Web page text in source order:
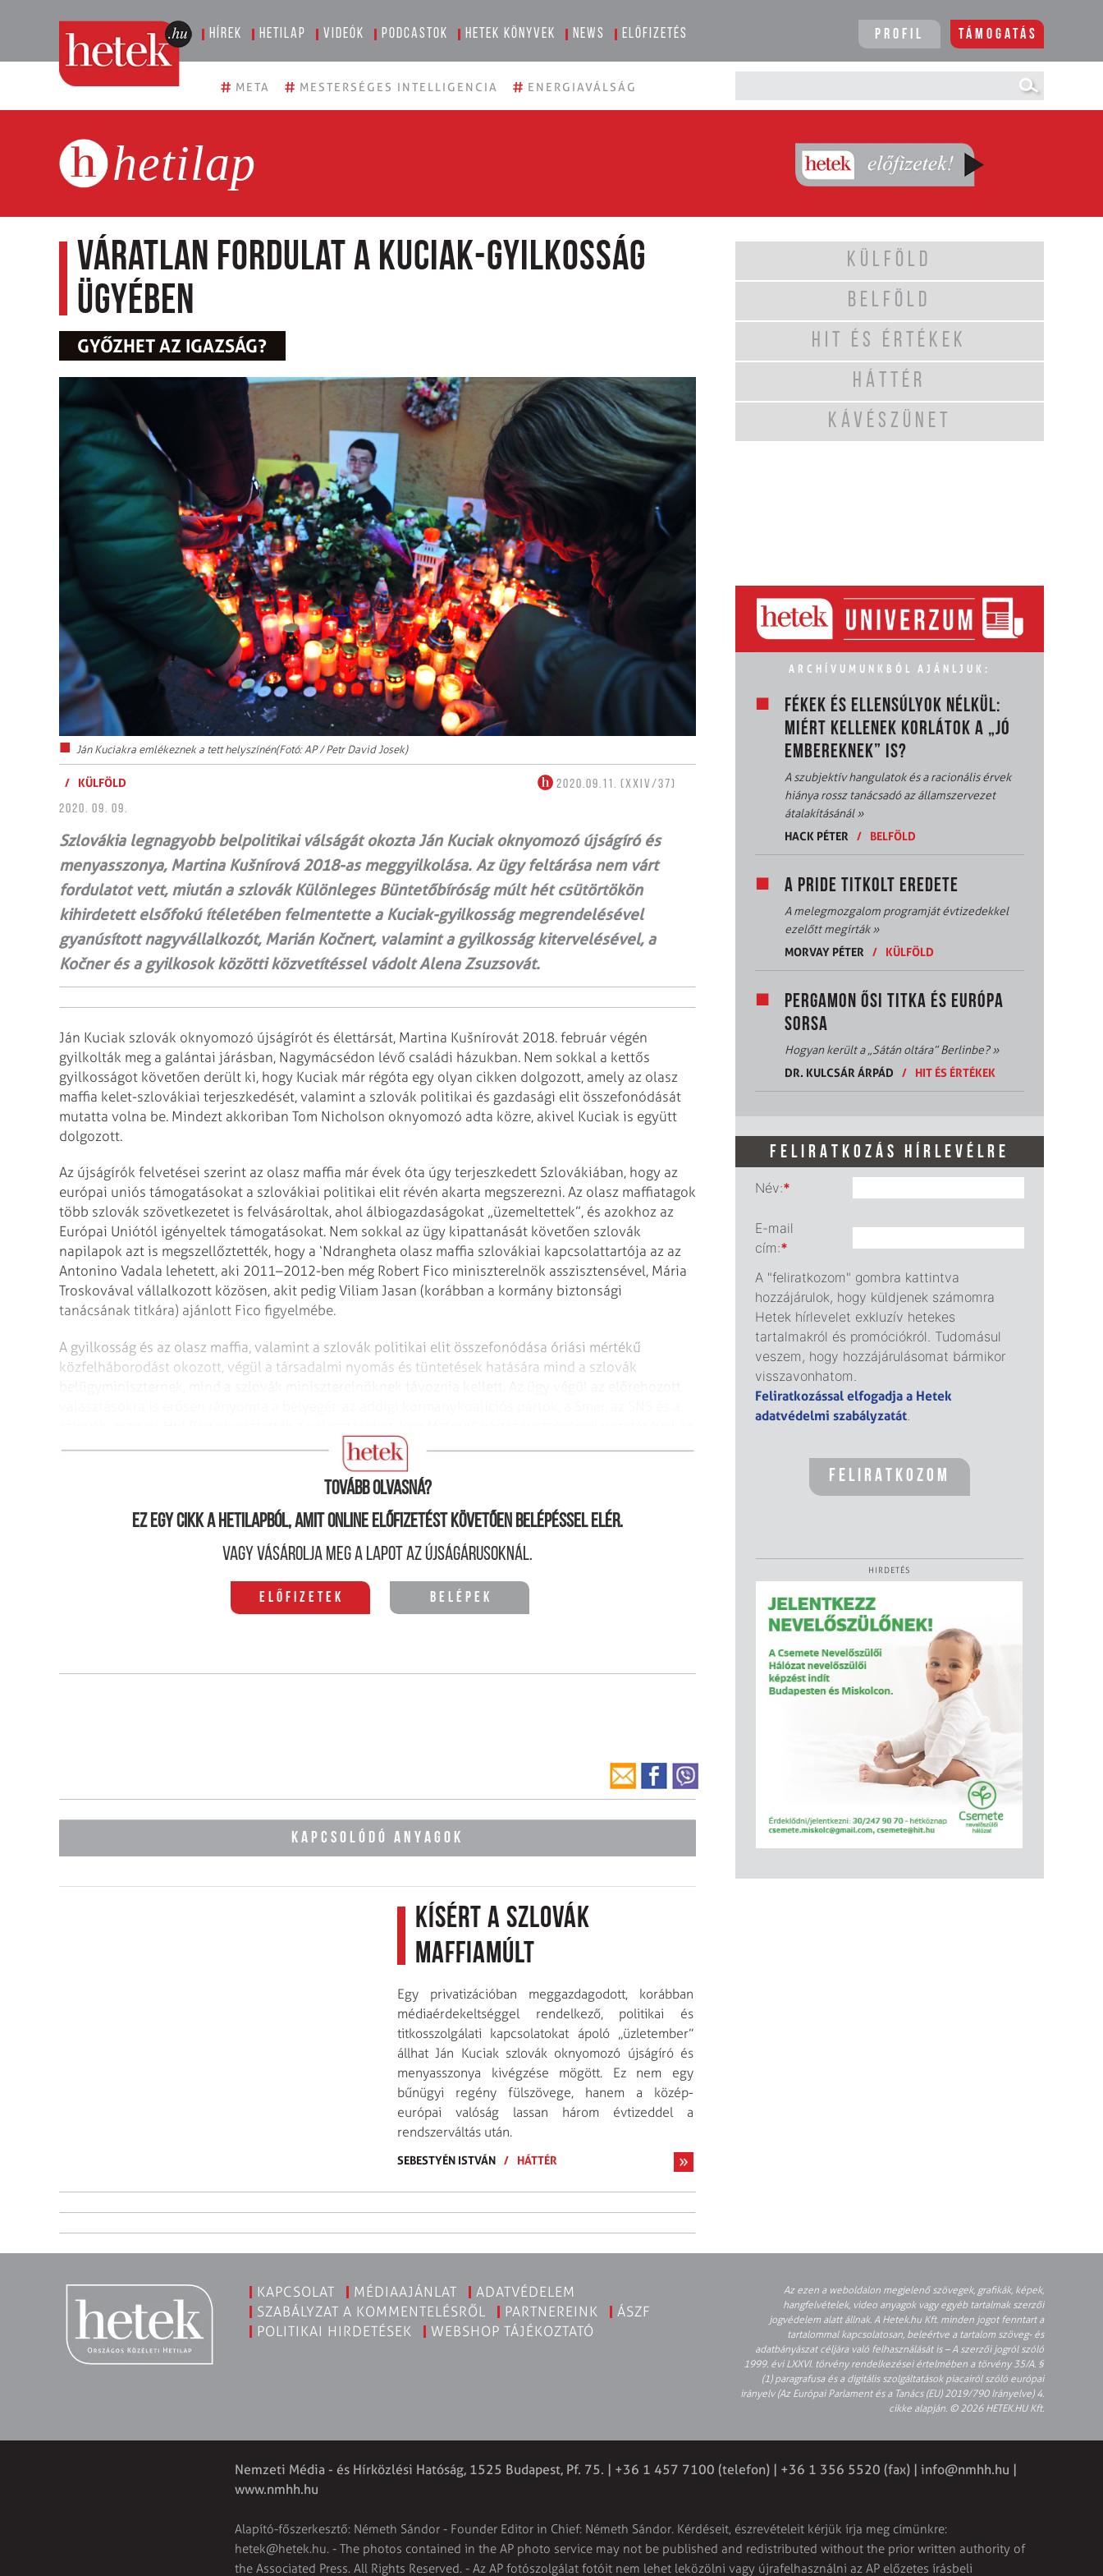
Hírek Hetilap Videók Podcastok Hetek könyvek News Előfizetés Profil Támogatás
# META # MESTERSÉGES INTELLIGENCIA # ENERGIAVÁLSÁG
hetilap
Váratlan fordulat a Kuciak-gyilkosság
ügyében
GYŐZHET AZ IGAZSÁG?
Ján Kuciakra emlékeznek a tett helyszínén(Fotó: AP / Petr David Josek)
/ KÜLFÖLD
2020.09.11. (XXIV/37)
2020. 09. 09.
Szlovákia legnagyobb belpolitikai válságát okozta Ján Kuciak oknyomozó újságíró és
menyasszonya, Martina Kušnírová 2018-as meggyilkolása. Az ügy feltárása nem várt
fordulatot vett, miután a szlovák Különleges Büntetőbíróság múlt hét csütörtökön
kihirdetett elsőfokú ítéletében felmentette a Kuciak-gyilkosság megrendelésével
gyanúsított nagyvállalkozót, Marián Kočnert, valamint a gyilkosság kitervelésével, a
Kočner és a gyilkosok közötti közvetítéssel vádolt Alena Zsuzsovát.
Ján Kuciak szlovák oknyomozó újságírót és élettársát, Martina Kušnírovát 2018. február végén
gyilkolták meg a galántai járásban, Nagymácsédon lévő családi házukban. Nem sokkal a kettős
gyilkosságot követően derült ki, hogy Kuciak már régóta egy olyan cikken dolgozott, amely az olasz
maffia kelet-szlovákiai terjeszkedését, valamint a szlovák politikai és gazdasági elit összefonódását
mutatta volna be. Mindezt akkoriban Tom Nicholson oknyomozó adta közre, akivel Kuciak is együtt
dolgozott.
Az újságírók felvetései szerint az olasz maffia már évek óta úgy terjeszkedett Szlovákiában, hogy az
európai uniós támogatásokat a szlovákiai politikai elit révén akarta megszerezni. Az olasz maffiatagok
több szlovák szövetkezetet is felvásároltak, ahol álbiogazdaságokat „üzemeltettek”, és azokhoz az
Európai Uniótól igényeltek támogatásokat. Nem sokkal az ügy kipattanását követően szlovák
napilapok azt is megszellőztették, hogy a ‘Ndran­gheta olasz maffia szlovákiai kapcsolattartója az az
Antonino Vadala lehetett, aki 2011–2012-ben még Robert Fico miniszterelnök asszisztensével, Mária
Troskovával vállalkozott közösen, akit pedig Viliam Jasan (korábban a kormány biztonsági
tanácsának titkára) ajánlott Fico figyelmébe.
A gyilkosság és az olasz maffia, valamint a szlovák politikai elit összefonódása óriási mértékű
közfelháborodást okozott, végül a társadalmi nyomás és tüntetések hatására mind a szlovák
ellenzék alakíthatott kormányt.
Tovább olvasná?
Ez egy cikk a hetilapból, amit online előfizetést követően belépéssel elér.
Vagy vásárolja meg a lapot az újságárusoknál.
Előfizetek Belépek
KAPCSOLÓDÓ ANYAGOK
Kísért a szlovák
maffiamúlt
Egy privatizációban meggazdagodott, korábban
médiaérdekeltséggel rendelkező, politikai és
titkosszolgálati kapcsolatokat ápoló „üzletember”
állhat Ján Kuciak szlovák oknyomozó újságíró és
menyasszonya kivégzése mögött. Ez nem egy
bűnügyi regény fülszövege, hanem a közép-
európai valóság lassan három évtizeddel a
rendszerváltás után.
SEBESTYÉN ISTVÁN / HÁTTÉR
KÜLFÖLD
BELFÖLD
HIT ÉS ÉRTÉKEK
HÁTTÉR
KÁVÉSZÜNET
ARCHÍVUMUNKBÓL AJÁNLJUK:
FÉKEK ÉS ELLENSÚLYOK NÉLKÜL:
MIÉRT KELLENEK KORLÁTOK A „JÓ
EMBEREKNEK” IS?
A szubjektív hangulatok és a racionális érvek
hiánya rossz tanácsadó az államszervezet
átalakításánál»
HACK PÉTER
/ BELFÖLD
A PRIDE TITKOLT EREDETE
A melegmozgalom programját évtizedekkel
ezelőtt megírták»
MORVAY PÉTER
/ KÜLFÖLD
PERGAMON ŐSI TITKA ÉS EURÓPA
SORSA
Hogyan került a „Sátán oltára” Berlinbe?»
DR. KULCSÁR ÁRPÁD
/ HIT ÉS ÉRTÉKEK
FELIRATKOZÁS HÍRLEVÉLRE
Név:*
E-mail
cím:*
A "feliratkozom" gombra kattintva
hozzájárulok, hogy küldjenek számomra
Hetek hírlevelet exkluzív hetekes
tartalmakról és promóciókról. Tudomásul
veszem, hogy hozzájárulásomat bármikor
visszavonhatom.
Feliratkozással elfogadja a Hetek
adatvédelmi szabályzatát.
HIRDETÉS
KAPCSOLAT MÉDIAAJÁNLAT
ADATVÉDELEM
SZABÁLYZAT A KOMMENTELÉSRŐL
PARTNEREINK
ÁSZF
POLITIKAI HIRDETÉSEK
WEBSHOP TÁJÉKOZTATÓ
Az ezen a weboldalon megjelenő szövegek, grafikák, képek,
hangfelvételek, video anyagok vagy egyéb tartalmak szerzői
jogvédelem alatt állnak. A Hetek.hu Kft. minden jogot fenntart a
tartalommal kapcsolatosan, beleértve a tartalom szöveg- és
adatbányászat céljára való felhasználását is – A szerzői jogról szóló
1999. évi LXXVI. törvény rendelkezései értelmében a törvény 35/A. §
(1) paragrafusa és a digitális szolgáltatások piacairól szóló európai
irányelv (Az Európai Parlament és a Tanács (EU) 2019/790 Irányelve) 4.
cikke alapján. © 2026 HETEK.HU Kft.
Nemzeti Média - és Hírközlési Hatóság, 1525 Budapest, Pf. 75. | +36 1 457 7100 (telefon) | +36 1 356 5520 (fax) | info@nmhh.hu |
www.nmhh.hu
Alapító-főszerkesztő: Németh Sándor - Founder Editor in Chief: Németh Sándor. Kérdéseit, észrevételeit kérjük írja meg címünkre:
hetek@hetek.hu. - The photos contained in the AP photo service may not be published and redistributed without the prior written authority of
the Associated Press. All Rights Reserved. - Az AP fotószolgálat fotóit nem lehet leközölni vagy újrafelhasználni az AP előzetes írásbeli